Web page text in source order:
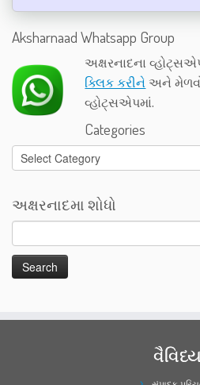
Aksharnaad Whatsapp Group
અક્ષરનાદના
ક્લિક કરીને અને
વ્હોટ્સએપમાં.
Categories
Categories
અક્ષરનાદમા શોધો
વૈવિધ્ય